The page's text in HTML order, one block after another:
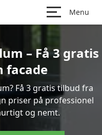
Menu
– Få 3 gratis
facade
Få 3 gratis tilbud fra
priser på professionel
og nemt.